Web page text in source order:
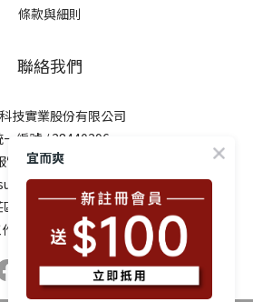
條款與細則
聯絡我們
技實業股份有限公司
一編號 / 28440296
電話 / 0800-281729
shing.com.tw
新北大道三段7號17樓之2
日10:00-12:00、13:00-17:00
宜而爽